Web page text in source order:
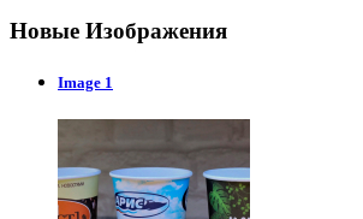
Новые Изображения
Image 1